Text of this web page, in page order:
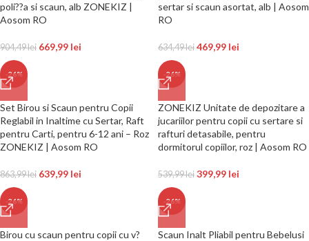
poli??a si scaun, alb ZONEKIZ |
Aosom RO
904,49lei 669,99 lei
sertar si scaun asortat, alb | Aosom
RO
634,49lei 469,99 lei
-26%
Set Birou si Scaun pentru Copii
Reglabil in Inaltime cu Sertar, Raft
pentru Carti, pentru 6-12 ani – Roz
ZONEKIZ | Aosom RO
863,99lei 639,99 lei
-26%
ZONEKIZ Unitate de depozitare a
jucariilor pentru copii cu sertare si
rafturi detasabile, pentru
dormitorul copiilor, roz | Aosom RO
539,99lei 399,99 lei
-26%
Birou cu scaun pentru copii cu v?
-26%
Scaun Inalt Pliabil pentru Bebelusi